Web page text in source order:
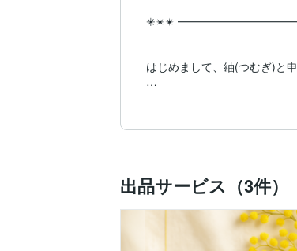
✳︎✴︎✴︎
はじめまして、紬(つむぎ)と申
「心がスッと軽くなった」
そんな温かい声をいただきな
長く鑑定を続けてきました。
出品サービス（3件）